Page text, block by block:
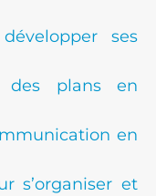
ses
des plans en
en
s’organiser et